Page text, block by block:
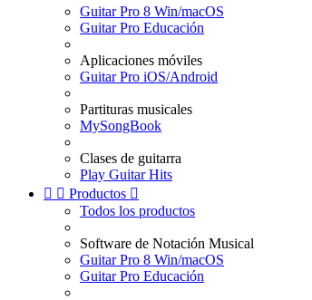
Guitar Pro 8 Win/macOS
Guitar Pro Educación
Aplicaciones móviles
Guitar Pro iOS/Android
Partituras musicales
MySongBook
Clases de guitarra
Play Guitar Hits
  Productos 
Todos los productos
Software de Notación Musical
Guitar Pro 8 Win/macOS
Guitar Pro Educación